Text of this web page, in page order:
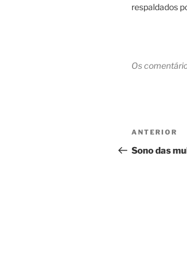
respaldados
Os
de
Post
anterior
ANTERIOR
Sono das